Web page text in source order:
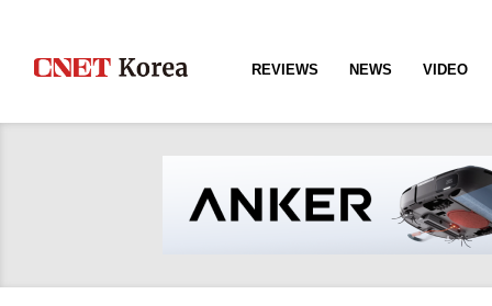
REVIEWS NEWS VIDEO